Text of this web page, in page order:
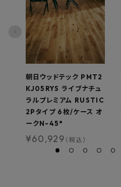
朝日ウッドテック PMT2
KJ05RYS ライブナチュ
ラルプレミアム RUSTIC
2Pタイプ 6枚/ケース オ
ークN-45°
¥60,929 （税込）